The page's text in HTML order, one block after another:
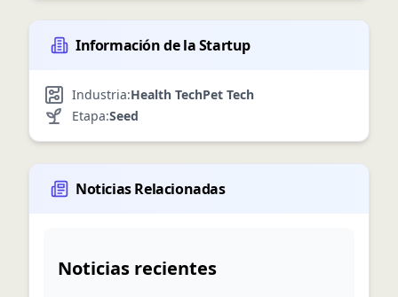
Información de la Startup
Industria:Health TechPet Tech
Etapa:Seed
Noticias Relacionadas
Noticias recientes